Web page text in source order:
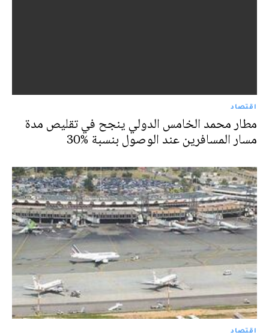
اقتصاد
مطار محمد الخامس الدولي ينجح في تقليص مدة
مسار المسافرين عند الوصول بنسبة %30
اقتصاد